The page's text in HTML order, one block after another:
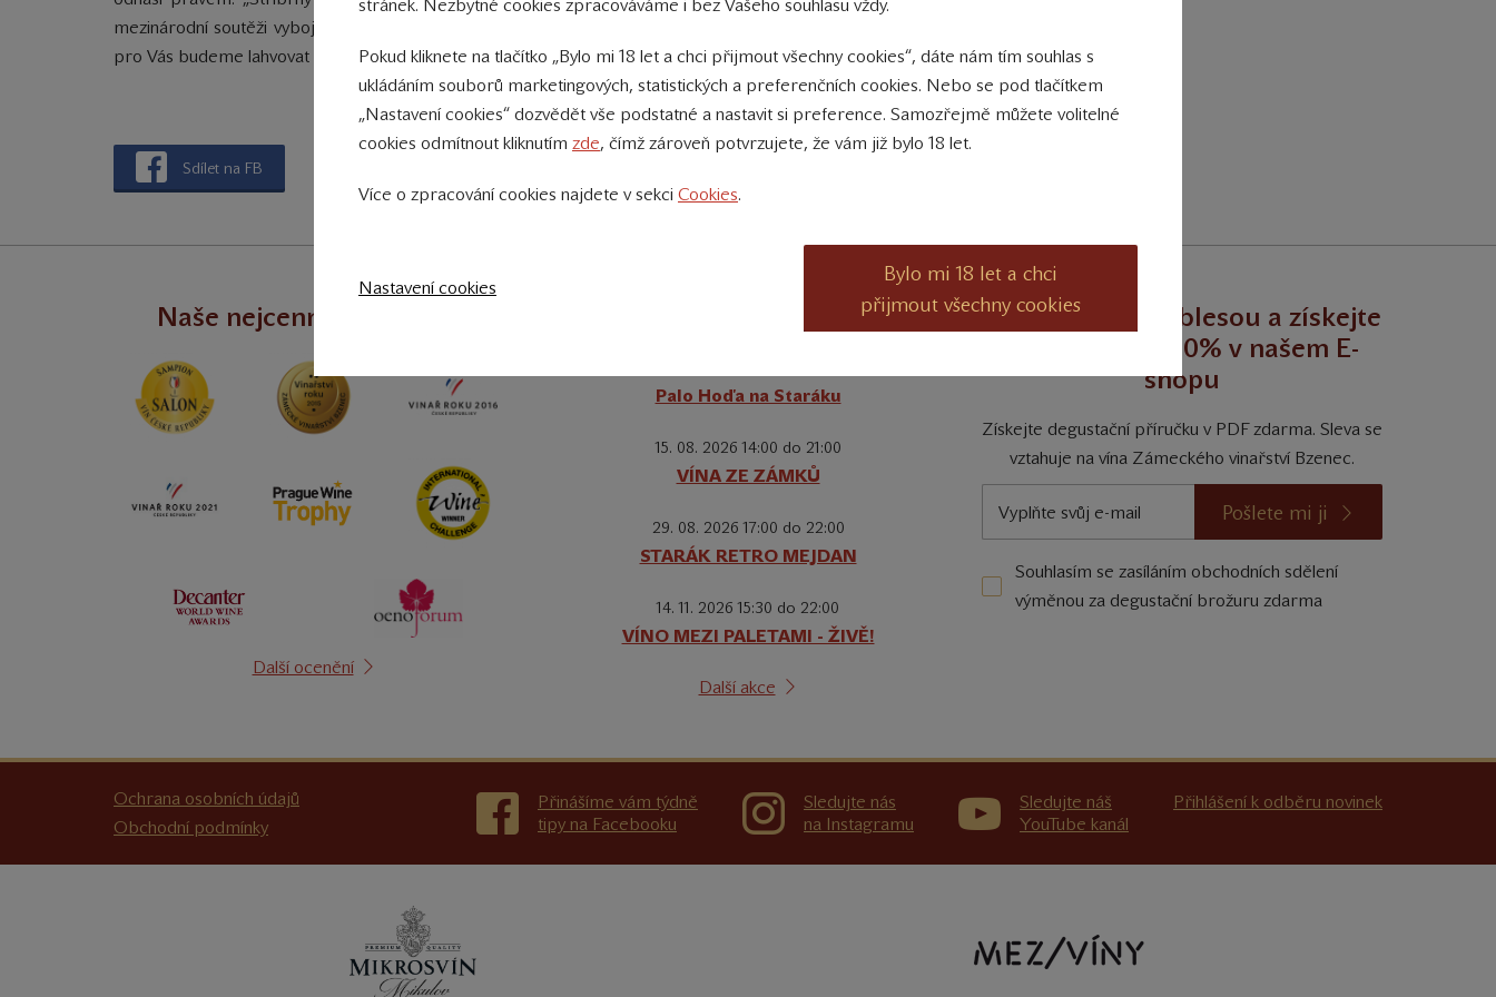
mezinárodní soutěži vybojovali. Všechna zmíněná vína si můžete zakoupit na našem e-shopu, s výjimkou některých vín z ročníku 2016. Ta
pro Vás budeme lahvovat v průběhu následujících týdnů.
Sdílet na FB
Naše nejcennější úspěchy
Další ocenění
Palo Hoďa na Staráku
15. 08. 2026 14:00 do 21:00
VÍNA ZE ZÁMKŮ
29. 08. 2026 17:00 do 22:00
STARÁK RETRO MEJDAN
14. 11. 2026 15:30 do 22:00
VÍNO MEZI PALETAMI - ŽIVĚ!
Další akce
Degustujte s noblesou a získejte
trvalou slevu 10% v našem E-
shopu
Získejte degustační příručku v PDF zdarma. Sleva se
vztahuje na vína Zámeckého vinařství Bzenec.
Pošlete mi ji
Souhlasím se zasíláním obchodních sdělení
výměnou za degustační brožuru zdarma
Ochrana osobních údajů
Obchodní podmínky
Přinášíme vám týdně
tipy na Facebooku
Sledujte nás
na Instagramu
Sledujte náš
YouTube kanál
Přihlášení k odběru novinek
stránek. Nezbytné cookies zpracováváme i bez Vašeho souhlasu vždy.
Pokud kliknete na tlačítko „Bylo mi 18 let a chci přijmout všechny cookies“, dáte nám tím souhlas s
ukládáním souborů marketingových, statistických a preferenčních cookies. Nebo se pod tlačítkem
„Nastavení cookies“ dozvědět vše podstatné a nastavit si preference. Samozřejmě můžete volitelné
cookies odmítnout kliknutím zde, čímž zároveň potvrzujete, že vám již bylo 18 let.
Více o zpracování cookies najdete v sekci Cookies.
Nastavení cookies
Bylo mi 18 let a chci
přijmout všechny cookies